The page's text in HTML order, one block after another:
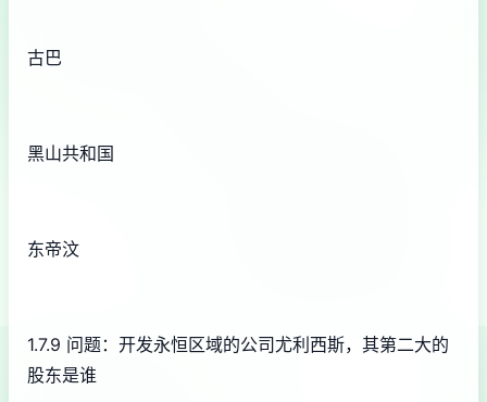
古巴
黑山共和国
东帝汶
1.7.9 问题：开发永恒区域的公司尤利西斯，其第二大的
股东是谁